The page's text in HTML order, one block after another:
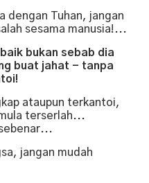
dengan Tuhan, jangan
sesama manusia!...
bukan sebab dia
buat jahat - tanpa
ataupun terkantoi,
terserlah...
jangan mudah